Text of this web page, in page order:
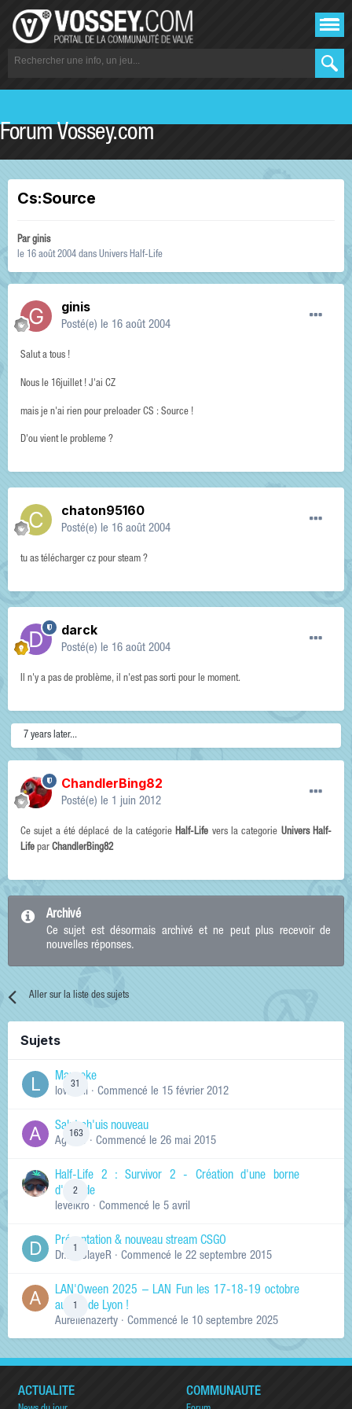
Forum Vossey.com
Cs:Source
Parginis
le 16 août 2004 dans Univers Half-Life
ginis
Posté(e) le 16 août 2004
Salut a tous !
Nous le 16juillet ! J'ai CZ
mais je n'ai rien pour preloader CS : Source !
D'ou vient le probleme ?
chaton95160
Posté(e) le 16 août 2004
tu as télécharger cz pour steam ?
darck
Posté(e) le 16 août 2004
Il n'y a pas de problème, il n'est pas sorti pour le moment.
7 years later...
ChandlerBing82
Posté(e) le 1 juin 2012
Ce sujet a été déplacé de la catégorieHalf-Life vers la categorie Univers Half-
Life par ChandlerBing82
Archivé
Ce sujet est désormais archivé et ne peut plus recevoir de
nouvelles réponses.
Aller sur la liste des sujets
Sujets
31
Manneke
lowskill · Commencé le 15 février 2012
163
Salut ch'uis nouveau
Ag0Nie · Commencé le 26 mai 2015
2
Half-Life 2 : Survivor 2 - Création d'une borne
d'arcade
levelkro · Commencé le 5 avril
Présentation & nouveau stream CSGO
Dr.KinSlayeR · Commencé le 22 septembre 2015
LAN'Oween 2025 – LAN Fun les 17-18-19 octobre
au sud de Lyon !
Aurelienazerty · Commencé le 10 septembre 2025
ACTUALITÉ COMMUNAUTÉ